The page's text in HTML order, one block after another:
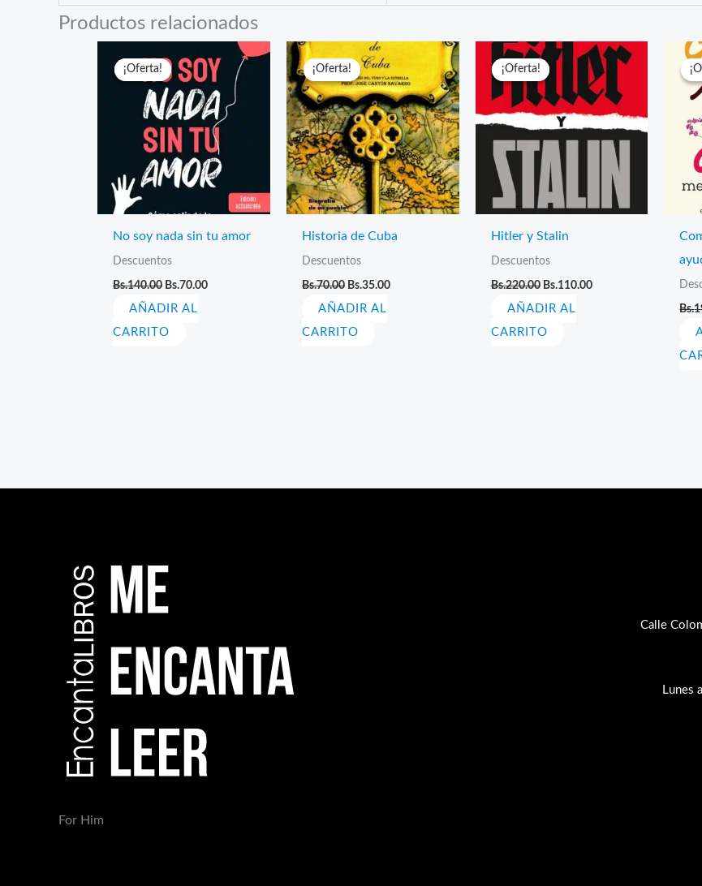
Productos relacionados
¡Oferta!
¡Oferta!
No soy nada sin tu amor
Descuentos
Bs.140.00 El
original
Bs.140.00.
Bs.70.00El
AÑADIR AL
CARRITO
¡Oferta!
¡Oferta!
Historia de Cuba
Descuentos
Bs.70.00 El
original
Bs.70.00.
Bs.35.00El
AÑADIR AL
CARRITO
¡Oferta!
¡Oferta!
Hitler y Stalin
Descuentos
Bs.220.00 El
original
Bs.220.00.
Bs.110.00El
AÑADIR AL
CARRITO
Bs.
For Him
Calle
Lunes